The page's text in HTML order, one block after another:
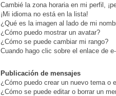
Cambié la zona horaria en mi perfil,
¡Mi idioma no está en la lista!
¿Qué es la imagen al lado de mi
¿Cómo puedo mostrar un avatar?
¿Cómo se puede cambiar mi rango?
Cuando hago clic sobre el enlace de
Publicación de mensajes
¿Cómo puedo crear un nuevo tema o
¿Cómo se puede editar o borrar un